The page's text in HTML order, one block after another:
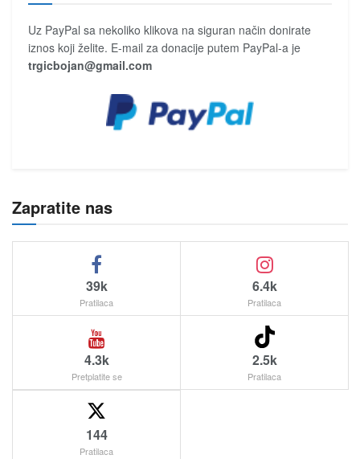
Uz PayPal sa nekoliko klikova na siguran način donirate
iznos koji želite. E-mail za donacije putem PayPal-a je
trgicbojan@gmail.com
Zapratite nas
39k
Pratilaca
6.4k
Pratilaca
4.3k
Pretplatite se
2.5k
Pratilaca
144
Pratilaca